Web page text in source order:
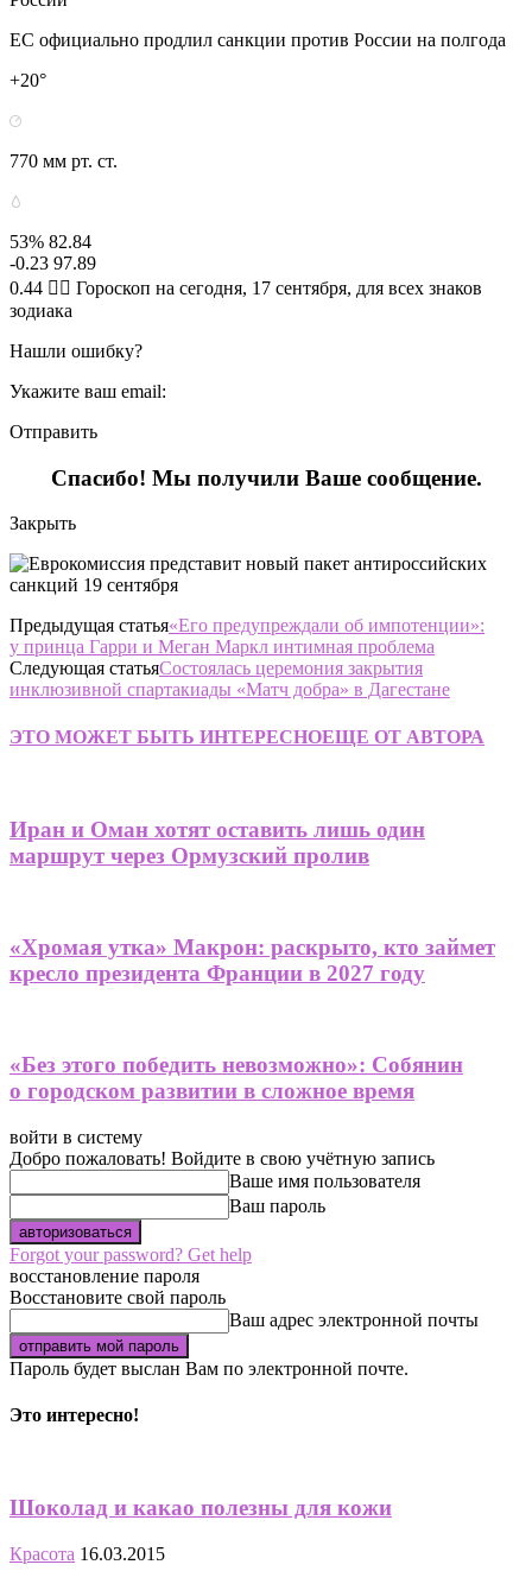
ЕС официально продлил санкции против России на полгода
+20°
770 мм рт. ст.
53% 82.84
-0.23 97.89
0.44 🧙‍♀ Гороскоп на сегодня, 17 сентября, для всех знаков
зодиака
Нашли ошибку?
Укажите ваш email:
Отправить
Спасибо! Мы получили Ваше сообщение.
Закрыть
Предыдущая статья«Его предупреждали об импотенции»:
у принца Гарри и Меган Маркл интимная проблема
Следующая статьяСостоялась церемония закрытия
инклюзивной спартакиады «Матч добра» в Дагестане
ЭТО МОЖЕТ БЫТЬ ИНТЕРЕСНОЕЩЕ ОТ АВТОРА
Иран и Оман хотят оставить лишь один
маршрут через Ормузский пролив
«Хромая утка» Макрон: раскрыто, кто займет
кресло президента Франции в 2027 году
«Без этого победить невозможно»: Собянин
о городском развитии в сложное время
войти в систему
Добро пожаловать! Войдите в свою учётную запись
Ваше имя пользователя
Ваш пароль
Forgot your password? Get help
восстановление пароля
Восстановите свой пароль
Ваш адрес электронной почты
Пароль будет выслан Вам по электронной почте.
Это интересно!
Шоколад и какао полезны для кожи
Красота 16.03.2015